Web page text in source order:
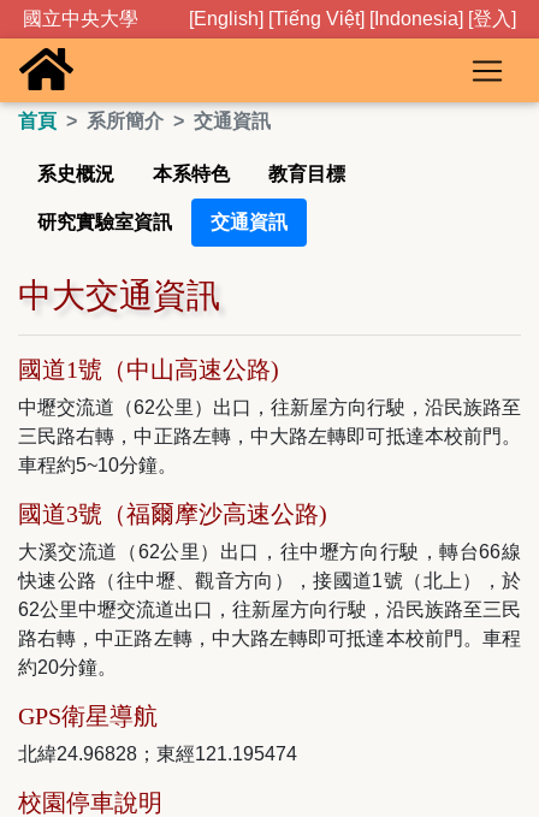
國立中央大學 [English] [Tiếng Việt] [Indonesia] [登入]
首頁 系所簡介 交通資訊
系史概況 本系特色 教育目標
研究實驗室資訊 交通資訊
中大交通資訊
國道1號（中山高速公路)
中壢交流道（62公里）出口，往新屋方向行駛，沿民族路至
三民路右轉，中正路左轉，中大路左轉即可抵達本校前門。
車程約5~10分鐘。
國道3號（福爾摩沙高速公路)
大溪交流道（62公里）出口，往中壢方向行駛，轉台66線
快速公路（往中壢、觀音方向），接國道1號（北上），於
62公里中壢交流道出口，往新屋方向行駛，沿民族路至三民
路右轉，中正路左轉，中大路左轉即可抵達本校前門。車程
約20分鐘。
GPS衛星導航
北緯24.96828；東經121.195474
校園停車說明